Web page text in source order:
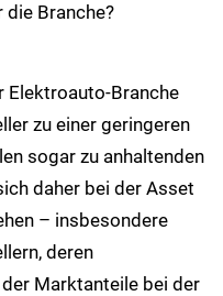
Branche?
Elektroauto-Branche
zu einer geringeren
sogar zu anhaltenden
daher bei der Asset
– insbesondere
deren
Marktanteile bei der